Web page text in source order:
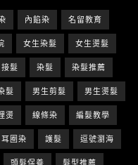
內餡染 名留教育
女生染髮 女生燙髮
接髮 染髮 染髮推薦
髮 男生剪髮 男生燙髮
燙 線條染 編髮教學
耳圈染 護髮 逗號瀏海
頭髮保養 髮型推薦